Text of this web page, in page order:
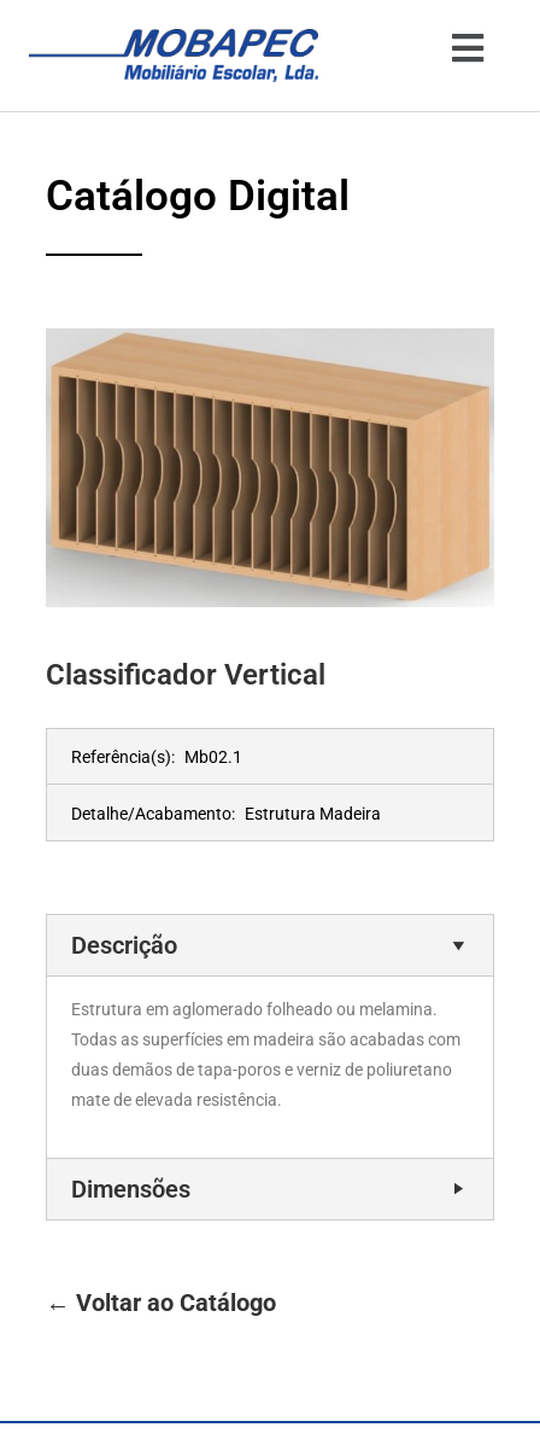
Catálogo Digital
Classificador Vertical
Referência(s): Mb02.1
Detalhe/Acabamento: Estrutura Madeira
Descrição
Estrutura em aglomerado folheado ou melamina.
Todas as superfícies em madeira são acabadas com
duas demãos de tapa-poros e verniz de poliuretano
mate de elevada resistência.
Dimensões
← Voltar ao Catálogo